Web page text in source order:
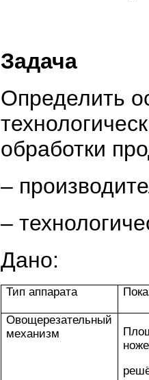
Задача
Определить
обработки
–
–
Дано:
Тип аппарата
Овощерезательный
механизм